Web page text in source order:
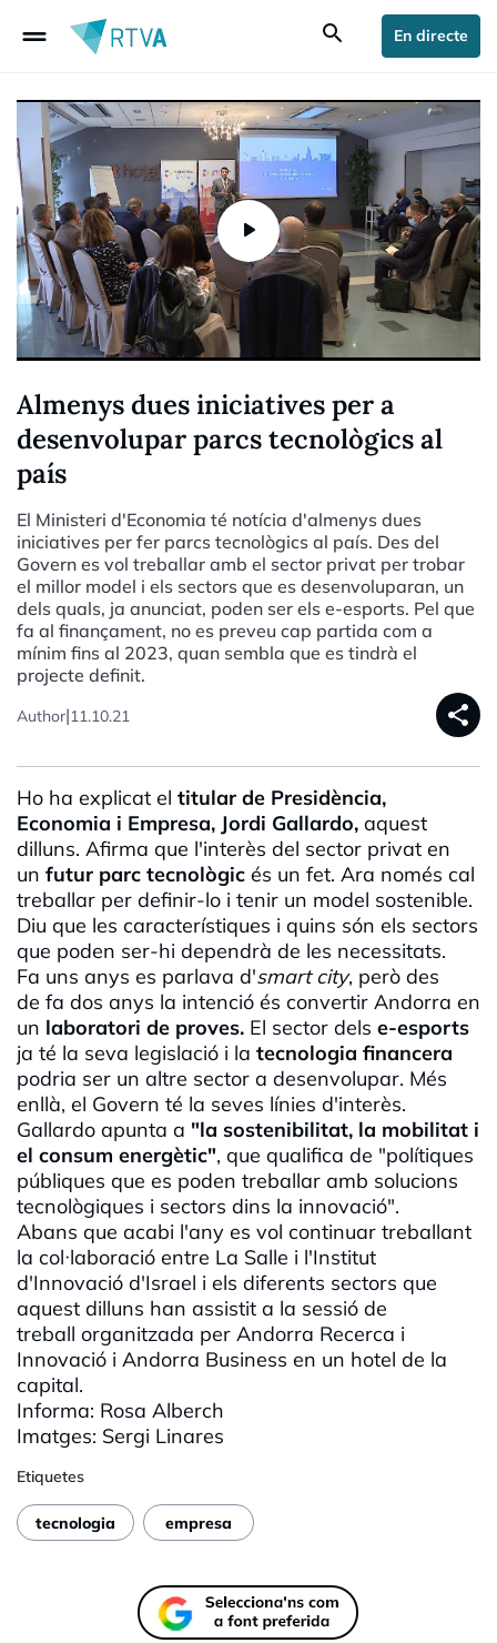
drag_handle search En directe
Almenys dues iniciatives per a
desenvolupar parcs tecnològics al
país
El Ministeri d'Economia té notícia d'almenys dues
iniciatives per fer parcs tecnològics al país. Des del
Govern es vol treballar amb el sector privat per trobar
el millor model i els sectors que es desenvoluparan, un
dels quals, ja anunciat, poden ser els e-esports. Pel que
fa al finançament, no es preveu cap partida com a
mínim fins al 2023, quan sembla que es tindrà el
projecte definit.
Author|11.10.21 share
Ho ha explicat el titular de Presidència,
Economia i Empresa, Jordi Gallardo, aquest
dilluns. Afirma que l'interès del sector privat en
un futur parc tecnològic és un fet. Ara només cal
treballar per definir-lo i tenir un model sostenible.
Diu que les característiques i quins són els sectors
que poden ser-hi dependrà de les necessitats.
Fa uns anys es parlava d'smart city, però des
de fa dos anys la intenció és convertir Andorra en
un laboratori de proves. El sector dels e-esports
ja té la seva legislació i la tecnologia financera
podria ser un altre sector a desenvolupar. Més
enllà, el Govern té la seves línies d'interès.
Gallardo apunta a "la sostenibilitat, la mobilitat i
el consum energètic", que qualifica de "polítiques
públiques que es poden treballar amb solucions
tecnològiques i sectors dins la innovació".
Abans que acabi l'any es vol continuar treballant
la col·laboració entre La Salle i l'Institut
d'Innovació d'Israel i els diferents sectors que
aquest dilluns han assistit a la sessió de
treball organitzada per Andorra Recerca i
Innovació i Andorra Business en un hotel de la
capital.
Informa: Rosa Alberch
Imatges: Sergi Linares
Etiquetes
tecnologia empresa